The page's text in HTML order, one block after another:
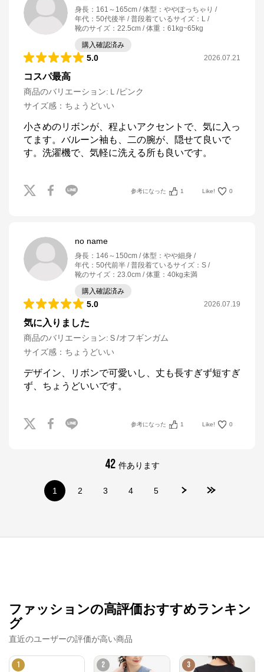
身長 ： 161～165cm 体型 ： ややぽっちゃり
年代 ： 50代後半 普段着ているサイズ ： L
靴のサイズ ： 22.5cm 体重 ： 61kg~65kg
購入確認済み
5.0 2026.07.21
コスパ最高
商品のバリエーション: Ｌ/ピンク
サイズ感 ： ちょうどいい
小さめのリボンが、程よいアクセントで、気に入っ
てます。バルーン袖も、二の腕が、隠せて良いで
す。洗濯機で、気軽に洗える所も良いです。
参考になった 1 Like! 0
no name
身長 ： 146～150cm 体型 ： やや細身
年代 ： 50代前半 普段着ているサイズ ： S
靴のサイズ ： 23.0cm 体重 ： 40kg未満
購入確認済み
5.0 2026.07.19
気に入りました
商品のバリエーション: Ｓ/オフギンガム
サイズ感 ： ちょうどいい
デザイン、リボンで可愛いし、丈も長すぎず短すぎ
ず、ちょうどいいです。
参考になった 1 Like! 0
42 件あります
1 2 3 4 5
ファッションの高評価おすすめランキン
グ
直近のユーザーの評価が高い商品
1 2 3
Honeys